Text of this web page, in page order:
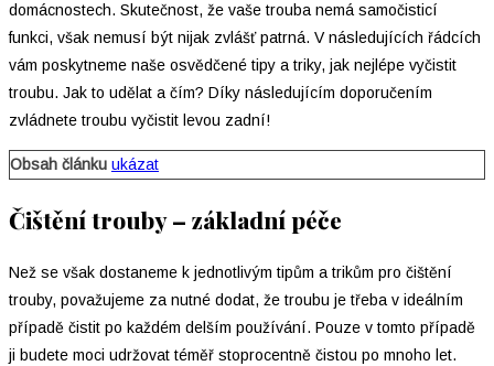
domácnostech. Skutečnost, že vaše trouba nemá samočisticí
funkci, však nemusí být nijak zvlášť patrná. V následujících řádcích
vám poskytneme naše osvědčené tipy a triky, jak nejlépe vyčistit
troubu. Jak to udělat a čím? Díky následujícím doporučením
zvládnete troubu vyčistit levou zadní!
Obsah článku ukázat
Čištění trouby – základní péče
Než se však dostaneme k jednotlivým tipům a trikům pro čištění
trouby, považujeme za nutné dodat, že troubu je třeba v ideálním
případě čistit po každém delším používání. Pouze v tomto případě
ji budete moci udržovat téměř stoprocentně čistou po mnoho let.